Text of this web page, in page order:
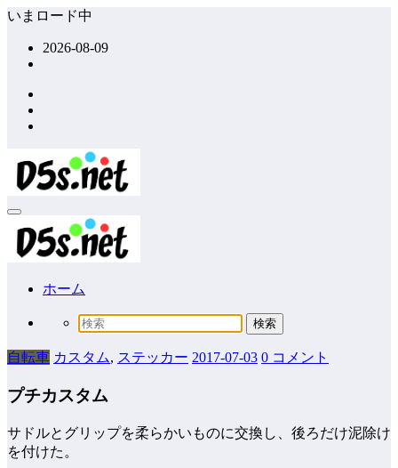
コ
ッ
プ
いまロード中
2026-08-09
ホーム
自転車 カスタム, ステッカー 2017-07-03 0 コメント
プチカスタム
サドルとグリップを柔らかいものに交換し、後ろだけ泥除け
を付けた。